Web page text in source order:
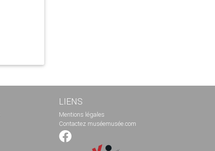
LIENS
Mentions légales
Contactez muséemusée.com